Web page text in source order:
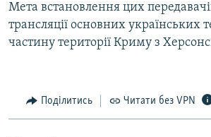
Мета встановлення цих
трансляції основних українських
частину території Криму з
Поділитись Читати без VPN